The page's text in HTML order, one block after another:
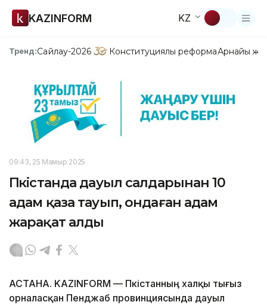
KAZINFORM KZ
Тренд:Сайлау-2026 Конституциялық реформаАрнайы
09:43, 25 Мамыр 2025
Пәкістанда дауыл салдарынан 10
адам қаза тауып, ондаған адам
жарақат алды
АСТАНА. KAZINFORM — Пәкістанның халқы тығыз
орналасқан Пенджаб провинциясында дауыл